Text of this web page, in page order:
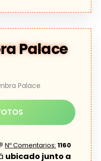
Palace
Palace
Nº Comentarios: 1160
ubicado junto a